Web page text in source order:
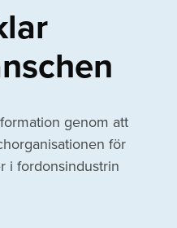
genom att
för
i fordonsindustrin